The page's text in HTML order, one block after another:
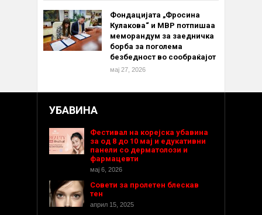
Фондацијата „Фросина
Кулакова“ и МВР потпишаа
меморандум за заедничка
борба за поголема
безбедност во сообраќајот
мај 27, 2026
УБАВИНА
Фестивал на корејска убавина
за од 8 до 10 мај и едукативни
панели со дерматолози и
фармацевти
мај 6, 2026
Совети за пролетен блескав
тен
април 15, 2025